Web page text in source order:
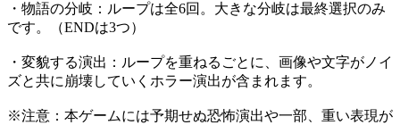
・物語の分岐：ループは全6回。大きな分岐は最終選択のみ
です。（ENDは3つ）
・変貌する演出：ループを重ねるごとに、画像や文字がノイ
ズと共に崩壊していくホラー演出が含まれます。
※注意：本ゲームには予期せぬ恐怖演出や一部、重い表現が